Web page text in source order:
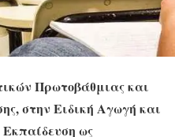
Πρωτοβάθμιας και
στην Ειδική Αγωγή και
ως